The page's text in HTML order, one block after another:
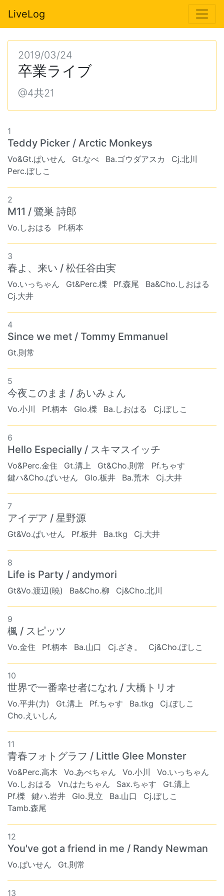
LiveLog
2019/03/24
卒業ライブ
@4共21
1
Teddy Picker / Arctic Monkeys
Vo&Gt.ぱいせん Gt.なべ Ba.ゴウダアスカ
Cj.北川
Perc.ぼしこ
2
M11 / 鷺巣 詩郎
Vo.しおはる Pf.柄本
3
春よ、来い / 松任谷由実
Vo.いっちゃん Gt&Perc.櫟 Pf.森尾
Ba&Cho.しおはる
Cj.大井
4
Since we met / Tommy Emmanuel
Gt.則常
5
今夜このまま / あいみょん
Vo.小川 Pf.柄本 Glo.櫟 Ba.しおはる Cj.ぼしこ
6
Hello Especially / スキマスイッチ
Vo&Perc.金住 Gt.溝上 Gt&Cho.則常
Pf.ちゃす
鍵ハ&Cho.ぱいせん
Glo.板井 Ba.荒木 Cj.大井
7
アイデア / 星野源
Gt&Vo.ぱいせん Pf.板井 Ba.tkg Cj.大井
8
Life is Party / andymori
Gt&Vo.渡辺(暁) Ba&Cho.柳 Cj&Cho.北川
9
楓 / スピッツ
Vo.金住 Pf.柄本 Ba.山口 Cj.ざき。 Cj&Cho.ぼしこ
10
世界で一番幸せ者になれ / 大橋トリオ
Vo.平井(力) Gt.溝上 Pf.ちゃす Ba.tkg
Cj.ぼしこ
Cho.えいしん
11
青春フォトグラフ / Little Glee Monster
Vo&Perc.高木 Vo.あべちゃん Vo.小川
Vo.いっちゃん
Vo.しおはる
Vn.はたちゃん Sax.ちゃす
Gt.溝上
Pf.櫟
鍵ハ.岩井 Glo.見立 Ba.山口
Cj.ぼしこ
Tamb.森尾
12
You've got a friend in me / Randy Newman
Vo.ぱいせん Gt.則常
13